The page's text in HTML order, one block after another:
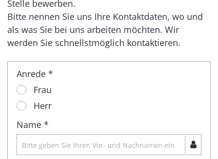
Stelle bewerben.
Bitte nennen Sie uns Ihre Kontaktdaten, wo und
als was Sie bei uns arbeiten möchten. Wir
werden Sie schnellstmöglich kontaktieren.
Anrede *
Frau
Herr
Name *